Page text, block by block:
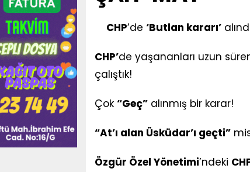
CHP’de ‘Butlan kararı’
CHP’de yaşananları uzun
çalıştık!
Çok “Geç” alınmış bir karar!
“At’ı alan Üsküdar’ı geçti”
Özgür Özel Yönetimi’ndeki